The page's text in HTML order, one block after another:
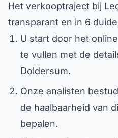
Het verkooptraject bij
transparant en in 6
U start door het
te vullen met de
Doldersum.
Onze analisten
de haalbaarheid van
bepalen.